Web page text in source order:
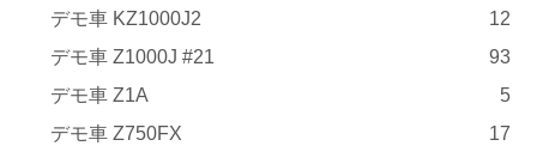
デモ車 KZ1000J2
12
デモ車 Z1000J #21
93
デモ車 Z1A
5
デモ車 Z750FX
17